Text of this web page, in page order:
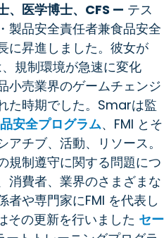
、医学博士、CFS — テス
製品安全責任者兼食品安全
に昇進しました。彼女が
規制環境が急速に変化
小売業界のゲームチェンジ
た時期でした。Smarは監
安全プログラム、FMI とそ
チブ、活動、リソース。
規制遵守に関する問題につ
消費者、業界のさまざまな
者や専門家にFMI を代表し
その更新を行いました セー